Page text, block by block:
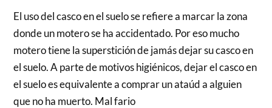
El uso del casco en el suelo se refiere a marcar la zona
donde un motero se ha accidentado. Por eso mucho
motero tiene la superstición de jamás dejar su casco en
el suelo. A parte de motivos higiénicos, dejar el casco en
el suelo es equivalente a comprar un ataúd a alguien
que no ha muerto. Mal fario